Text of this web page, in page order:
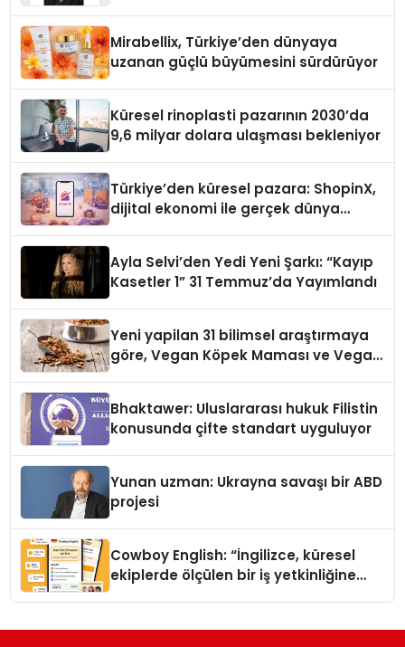
Mirabellix, Türkiye’den dünyaya
uzanan güçlü büyümesini sürdürüyor
Küresel rinoplasti pazarının 2030’da
9,6 milyar dolara ulaşması bekleniyor
Türkiye’den küresel pazara: ShopinX,
dijital ekonomi ile gerçek dünya
Ayla Selvi’den Yedi Yeni Şarkı: “Kayıp
Kasetler 1” 31 Temmuz’da Yayımlandı
Yeni yapilan 31 bilimsel araştırmaya
göre, Vegan Köpek Maması ve Vegan
Bhaktawer: Uluslararası hukuk Filistin
konusunda çifte standart uyguluyor
Yunan uzman: Ukrayna savaşı bir ABD
projesi
Cowboy English: “İngilizce, küresel
ekiplerde ölçülen bir iş yetkinliğine